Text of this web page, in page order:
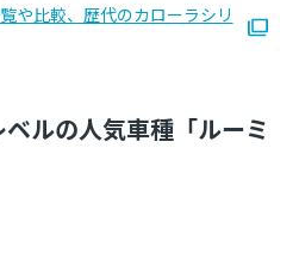
や比較、歴代のカローラシリ
ルの人気車種「ルーミ